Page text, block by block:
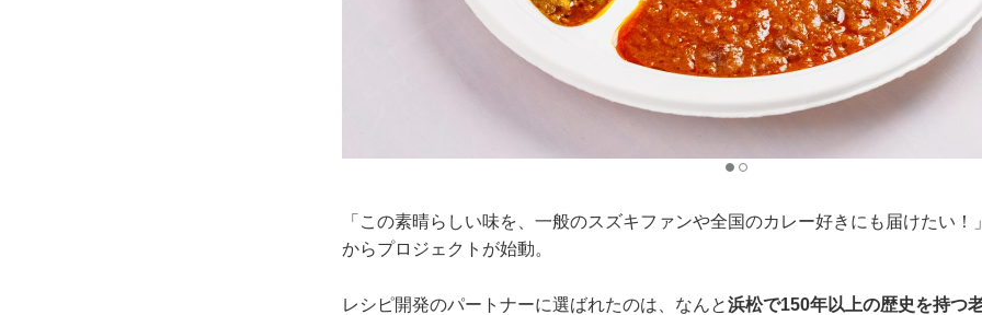
「この素晴らしい味を、一般のスズキファンや全国のカレー好きにも届けたい！
からプロジェクトが始動。
レシピ開発のパートナーに選ばれたのは、なんと浜松で150年以上の歴史を持つ